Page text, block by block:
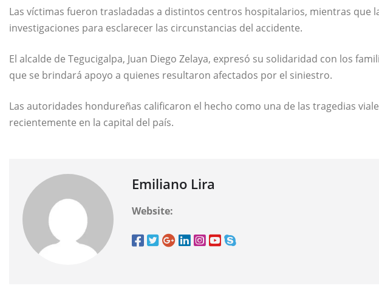
Las víctimas fueron trasladadas a distintos centros hospitalarios, mientras que
investigaciones para esclarecer las circunstancias del accidente.
El alcalde de Tegucigalpa, Juan Diego Zelaya, expresó su solidaridad con los
que se brindará apoyo a quienes resultaron afectados por el siniestro.
Las autoridades hondureñas calificaron el hecho como una de las tragedias
recientemente en la capital del país.
Emiliano Lira
Website: